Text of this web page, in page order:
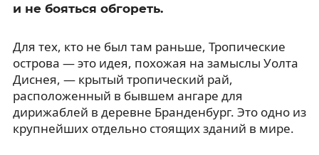
и не бояться обгореть.
Для тех, кто не был там раньше, Тропические
острова — это идея, похожая на замыслы Уолта
Диснея, — крытый тропический рай,
расположенный в бывшем ангаре для
дирижаблей в деревне Бранденбург. Это одно из
крупнейших отдельно стоящих зданий в мире.